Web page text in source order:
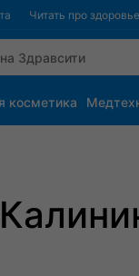
Читать про здоровье
косметика
Ортопедия